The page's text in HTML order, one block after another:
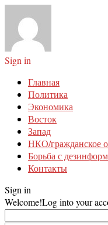
Sign in
Главная
Политика
Экономика
Восток
Запад
НКО/гражданское
Борьба с
Контакты
Sign in
Welcome!Log into your